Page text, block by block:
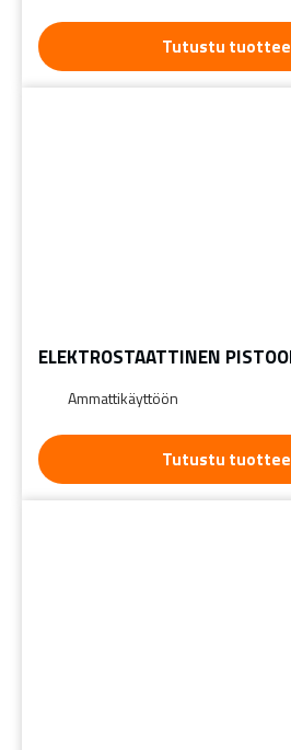
Tutustu
ELEKTROSTAATTINEN
Ammattikäyttöön
Tutustu